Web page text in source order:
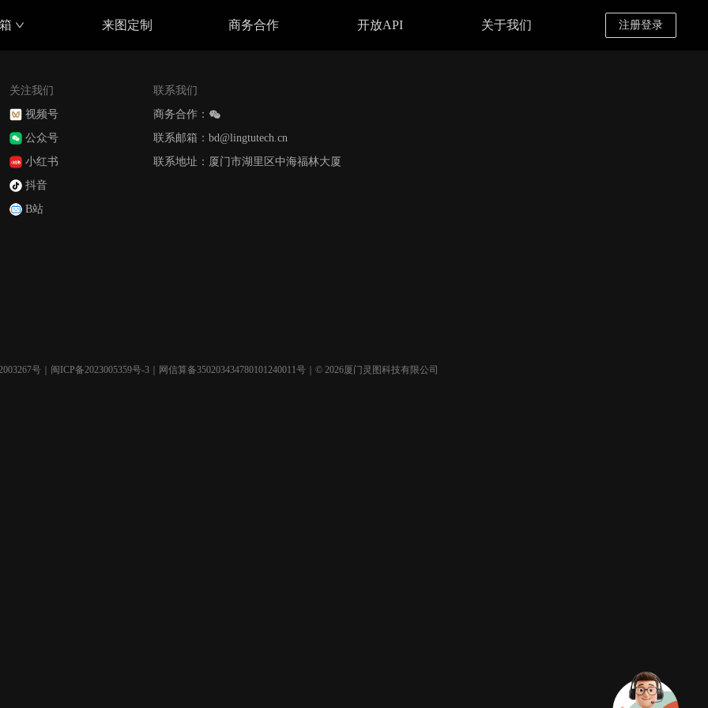
来图定制 商务合作 开放API 关于我们 注册登录
关注我们
视频号
公众号
小红书
抖音
B站
联系我们
商务合作：
联系邮箱：bd@lingtutech.cn
联系地址：厦门市湖里区中海福林大厦
号 闽ICP备2023005359号-3 ｜网信算备350203434780101240011号｜© 2026厦门灵图科技有限公司